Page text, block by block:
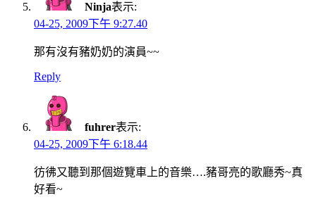
Ninja表示:
04-25, 2009下午 9:27.40
那有沒有豬奶奶的演員~~
Reply
fuhrer表示:
04-25, 2009下午 6:18.44
彷彿又聽到那個遊覽車上的音樂….豬哥亮的歌廳秀~真
好看~